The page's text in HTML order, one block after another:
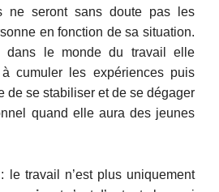
ne seront sans doute pas les
en fonction de sa situation.
dans le monde du travail elle
cumuler les expériences puis
de se stabiliser et de se dégager
quand elle aura des jeunes
le travail n’est plus uniquement